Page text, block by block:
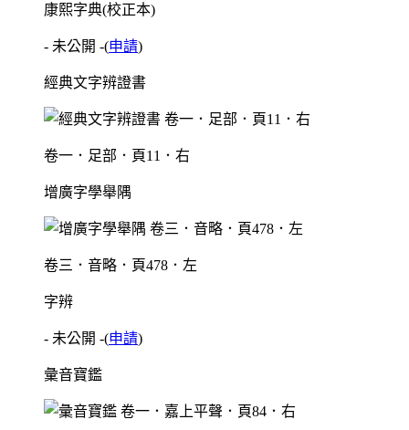
康熙字典(校正本)
- 未公開 -(申請)
經典文字辨證書
卷一．足部．頁11．右
增廣字學舉隅
卷三．音略．頁478．左
字辨
- 未公開 -(申請)
彙音寶鑑